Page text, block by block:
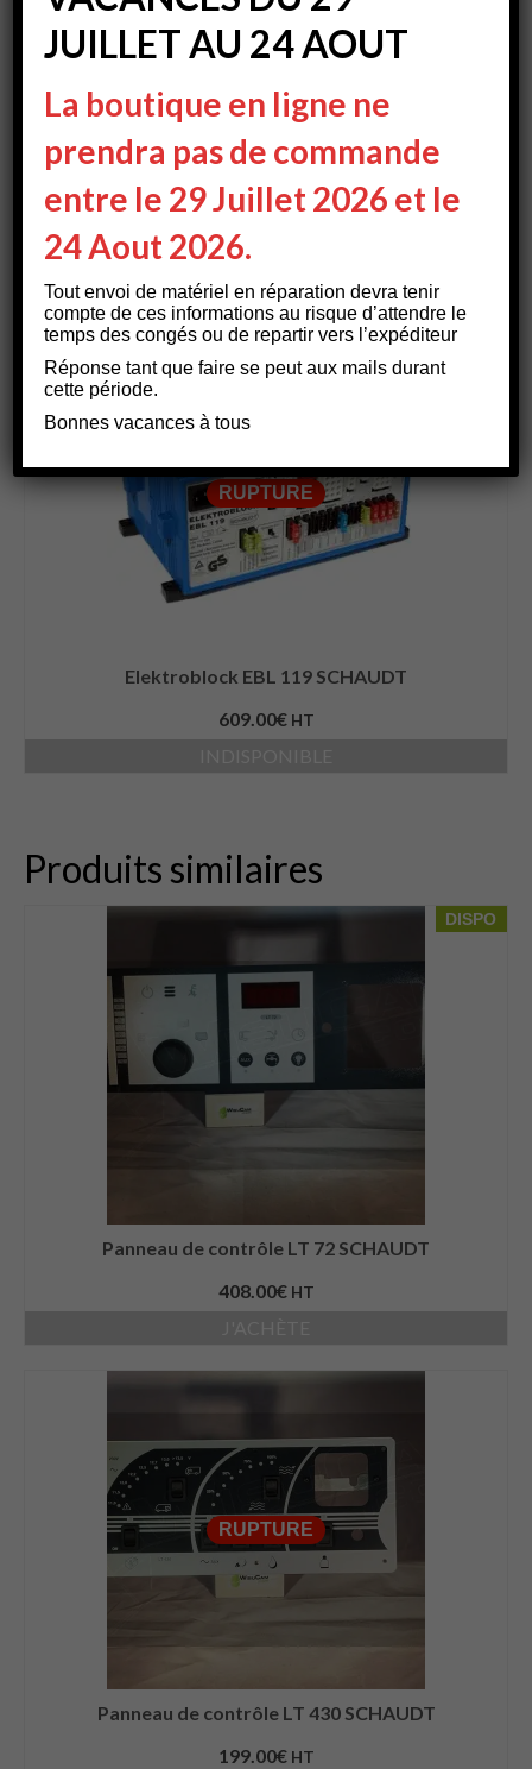
J’aime ça :
Vous aimerez peut-être
aussi…
RUPTURE
Elektroblock EBL 119 SCHAUDT
609.00€ HT
Produits similaires
DISPO
Panneau de contrôle LT 72 SCHAUDT
408.00€ HT
RUPTURE
Panneau de contrôle LT 430 SCHAUDT
199.00€ HT
JUILLET AU 24 AOUT
La boutique en ligne ne
prendra pas de commande
entre le 29 Juillet 2026 et le
24 Aout 2026.
Tout envoi de matériel en réparation devra tenir
compte de ces informations au risque d’attendre le
temps des congés ou de repartir vers l’expéditeur
Réponse tant que faire se peut aux mails durant
cette période.
Bonnes vacances à tous